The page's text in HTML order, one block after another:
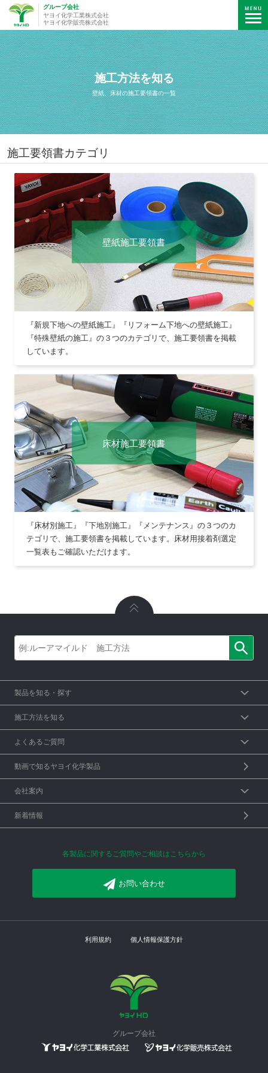
グループ会社
ヤヨイ化学工業株式会社
ヤヨイ化学販売株式会社
施工方法を知る
壁紙、床材の施工要領書の一覧
施工要領書カテゴリ
壁紙施工要領書
『新規下地への壁紙施工』『リフォーム下地への壁紙施工』
『特殊壁紙の施工』の３つのカテゴリで、施工要領書を掲載
しています。
床材施工要領書
『床材別施工』『下地別施工』『メンテナンス』の３つのカ
テゴリで、施工要領書を掲載しています。床材用接着剤選定
一覧表もご確認いただけます。
製品を知る・探す
施工方法を知る
よくあるご質問
動画で知るヤヨイ化学製品
会社案内
新着情報
各製品に関するご質問やご相談はこちらから
お問い合わせ
利用規約 個人情報保護方針
グループ会社